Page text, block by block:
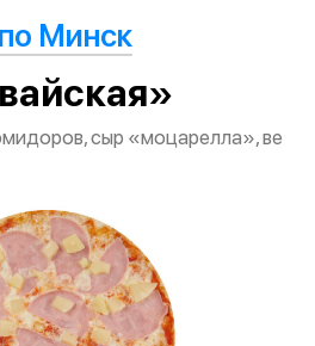
Минск
сыр «моцарелла», ве